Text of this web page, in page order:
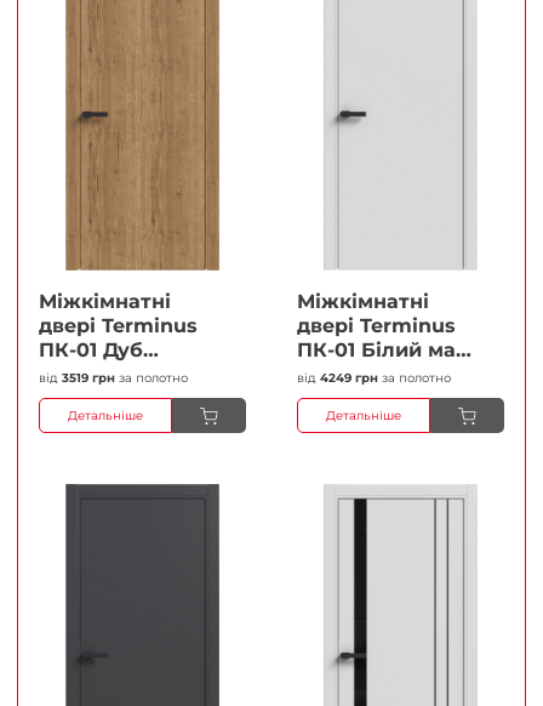
Міжкімнатні
двері Terminus
ПК-01 Дуб
античний Глухі
Плівка
від 3519 грн за полотно
Детальніше
Міжкімнатні
двері Terminus
ПК-01 Білий мат
(Термінус) Глухі
Плівка
від 4249 грн за полотно
Детальніше